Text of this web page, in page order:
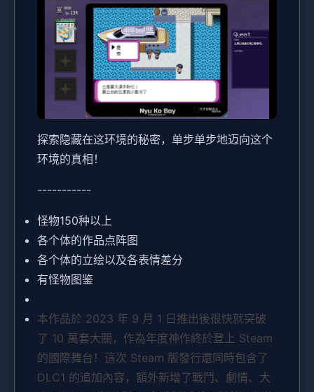
探索隐藏在这环境的秘密，单步单步地迈向这个
环境的真相！
-----------
怪物150种以上
各个体的作品点阵图
各个体的立绘以及各表情差分
有怪物图鉴
本作品於 2023 年 9 月 1 日推出後很快就突破
了 10 萬套大關，作為年度神作終於登上 Steam
的國際舞台！這次 Steam 版發行還同時包含了
DLC1 的追加內容，額外新增了戰鬥、劇情、大